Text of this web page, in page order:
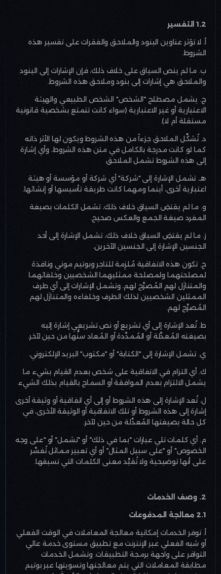
1.2 التفسير
أ. لا تؤثر عناوين البنود والملاحق والفقرات على تفسير هذه
الشروط.
ب. ما لم ينص السياق على خلاف ذلك، فإن الإشارات إلى البنود
والملاحق هي إشارات إلى بنود وملاحق هذه الشروط.
ج. يشمل مصطلح "الشخص" الشخص الطبيعي والهيئة
الاعتبارية أو غير الاعتبارية (سواء كانت تتمتع بشخصية قانونية
مستقلة أم لا).
د. تُشكِّل الملاحق جزءاً من هذه الشروط ويكون لها الأثر ذاته
كما لو كانت مدرجة بالكامل في متن هذه الشروط، وأي إشارة
إلى هذه الشروط تشمل الملاحق.
هـ. تشمل الإشارة إلى "شركة" أي شركة أو مؤسسة أو هيئة
اعتبارية أخرى، أينما ومهما كانت طريقة تأسيسها أو إنشائها.
و. ما لم يقتضِ السياق خلاف ذلك، تشمل الكلمات بصيغة
المفرد صيغة الجمع والعكس صحيح.
ز. ما لم يقتضِ السياق خلاف ذلك، تشمل الإشارة إلى أحد
الجنسين الإشارة إلى الجنسين الآخرين.
ح. تكون هذه الاتفاقية مُلزِمة للتاجر وبوتيم موني ونافذة
لمصلحتهما ولمصلحة ممثليهما الشخصيين وخلفائهما
والمتنازَل لهم المُصرَّح لهم، وتشمل الإشارات إلى أي طرف
الممثلين الشخصيين لذلك الطرف وخلفاءه والمتنازَل لهم
المُصرَّح لهم.
ط. تُعد الإشارة إلى أي تشريع أو نص تشريعي إشارة إليه
بصيغته المُعدَّلة أو المُمدَّدة أو المُعاد سنُّها من حين لآخر.
ي. تشمل الإشارة إلى "الكتابة" أو "مكتوب" البريد الإلكتروني.
ك. أي التزام في الاتفاقية على شخص بعدم القيام بشيء ما
يشمل الالتزام بعدم الموافقة أو السماح بالقيام بذلك الشيء.
ل. تُعد الإشارة إلى هذه الشروط أو إلى أي اتفاقية أو وثيقة أخرى
إشارة إلى هذه الشروط أو تلك الاتفاقية أو الوثيقة الأخرى، في
كل حالة بصيغتها المُعدَّلة من حين لآخر.
م. أي كلمات تلي عبارات "بما في ذلك" أو "تشمل" أو "على وجه
الخصوص" أو "على سبيل المثال" أو أي تعبير مماثل تُفسَّر
على أنها توضيحية ولا تُقيِّد معنى الكلمات التي تسبقها.
2. وصف الخدمات
2.1 معالجة المدفوعات
أ. توفر الخدمات إمكانية معالجة المعاملات في الوقت الفعلي
أو شبه الفعلي عبر الإنترنت مع تطبيق مستوى خدمة عالي
التوافر على واجهة برمجة التطبيقات. وتشمل الخدمات
مطابقة المعاملات التي يتم معالجتها وتسويتها عبر بوتيم